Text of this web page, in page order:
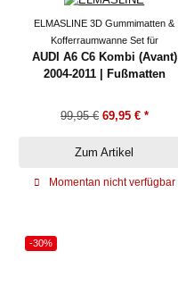
ELMASLINE 3D Gummimatten &
Kofferraumwanne Set für
AUDI A6 C6 Kombi (Avant)
2004-2011 | Fußmatten
99,95 € 69,95 € *
Zum Artikel
Momentan nicht verfügbar
-30%